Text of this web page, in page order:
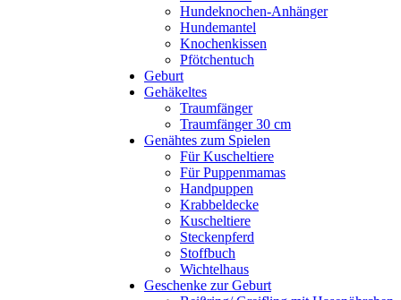
Hundeknochen-Anhänger
Hundemantel
Knochenkissen
Pfötchentuch
Geburt
Gehäkeltes
Traumfänger
Traumfänger 30 cm
Genähtes zum Spielen
Für Kuscheltiere
Für Puppenmamas
Handpuppen
Krabbeldecke
Kuscheltiere
Steckenpferd
Stoffbuch
Wichtelhaus
Geschenke zur Geburt